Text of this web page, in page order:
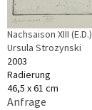
Nachsaison XIII (E.D.)
Ursula Strozynski
2003
Radierung
46,5 x 61 cm
Anfrage